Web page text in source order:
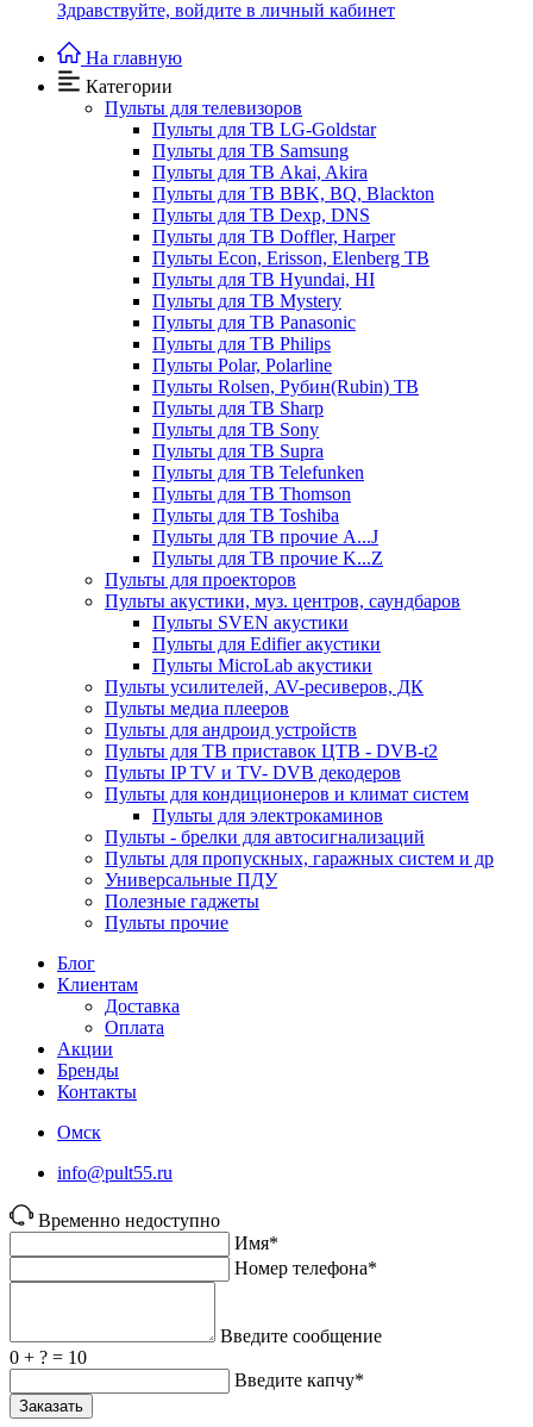
Здравствуйте, войдите в личный кабинет
На главную
Категории
Пульты для телевизоров
Пульты для ТВ LG-Goldstar
Пульты для ТВ Samsung
Пульты для ТВ Akai, Akira
Пульты для ТВ BBK, BQ, Blackton
Пульты для ТВ Dexp, DNS
Пульты для ТВ Doffler, Harper
Пульты Econ, Erisson, Elenberg ТВ
Пульты для ТВ Hyundai, HI
Пульты для ТВ Mystery
Пульты для ТВ Panasonic
Пульты для ТВ Philips
Пульты Polar, Polarline
Пульты Rolsen, Рубин(Rubin) ТВ
Пульты для ТВ Sharp
Пульты для ТВ Sony
Пульты для ТВ Supra
Пульты для ТВ Telefunken
Пульты для ТВ Thomson
Пульты для ТВ Toshiba
Пульты для ТВ прочие A...J
Пульты для ТВ прочие K...Z
Пульты для проекторов
Пульты акустики, муз. центров, саундбаров
Пульты SVEN акустики
Пульты для Edifier акустики
Пульты MicroLab акустики
Пульты усилителей, AV-ресиверов, ДК
Пульты медиа плееров
Пульты для андроид устройств
Пульты для ТВ приставок ЦТВ - DVB-t2
Пульты IP TV и TV- DVB декодеров
Пульты для кондиционеров и климат систем
Пульты для электрокаминов
Пульты - брелки для автосигнализаций
Пульты для пропускных, гаражных систем и др
Универсальные ПДУ
Полезные гаджеты
Пульты прочие
Блог
Клиентам
Доставка
Оплата
Акции
Бренды
Контакты
Омск
info@pult55.ru
Временно недоступно
Имя*
Номер телефона*
Введите сообщение
0 + ? = 10
Введите капчу*
Заказать